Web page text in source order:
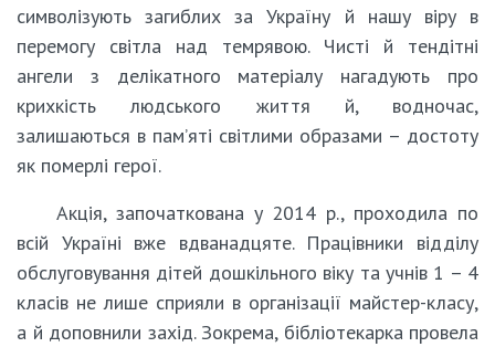
символізують загиблих за Україну й нашу віру в
перемогу світла над темрявою. Чисті й тендітні
ангели з делікатного матеріалу нагадують про
крихкість людського життя й, водночас,
залишаються в пам’яті світлими образами – достоту
як померлі герої.
Акція, започаткована у 2014 р., проходила по
всій Україні вже вдванадцяте. Працівники відділу
обслуговування дітей дошкільного віку та учнів 1 – 4
класів не лише сприяли в організації майстер-класу,
а й доповнили захід. Зокрема, бібліотекарка провела